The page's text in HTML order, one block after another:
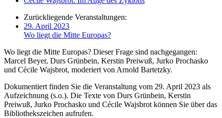
Zurückliegende Veranstaltungen:
29. April 2023
Wo liegt die Mitte Europas?
Wo liegt die Mitte Europas? Dieser Frage sind nachgegangen:
Marcel Beyer, Durs Grünbein, Kerstin Preiwuß, Jurko Prochasko
und Cécile Wajsbrot, moderiert von Arnold Bartetzky.
Dokumentiert finden Sie die Veranstaltung vom 29. April 2023 als
Aufzeichnung (s.o.). Die Texte von Durs Grünbein, Kerstin
Preiwuß, Jurko Prochasko und Cécile Wajsbrot können Sie über das
Bibliothekszeichen aufrufen.